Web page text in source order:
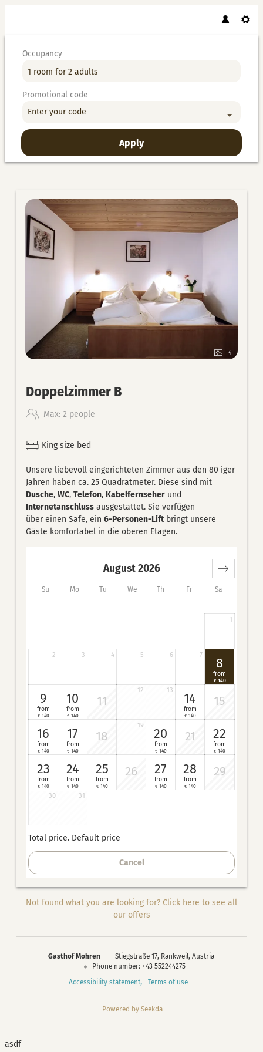
Occupancy
1 room for2 adults
Promotional code
Enter your code
Apply
Offers available in "Doppelzimmer
4
Doppelzimmer B
Max: 2 people
King size bed
Unsere liebevoll eingerichteten Zimmer aus den 80 iger
Jahren haben ca. 25 Quadratmeter. Diese sind mit
Dusche, WC, Telefon, Kabelfernseher und
Internetanschluss ausgestattet. Sie verfügen
über einen Safe, ein 6-Personen-Liftbringt unsere
Gäste komfortabel in die oberen Etagen.
Su Mo Tu We Th Fr Sa
August 2026
1
2 3 4 5 6 7
8
from
€ 140
9
from
€ 140
10
from
€ 140
11
12 13
14
from
€ 140
15
16
from
€ 140
17
from
€ 140
18
19
20
from
€ 140
21 22
from
€ 140
23
from
€ 140
24
from
€ 140
25
from
€ 140
26 27
from
€ 140
28
from
€ 140
29
30 31
Total price. Default price
Cancel
Not found what you are looking for? Click here to see all
our offers
Gasthof Mohren Stiegstraße 17 Rankweil Austria
Phone number: +43 552244275
Accessibility statement
Terms of use
Powered by Seekda
asdf